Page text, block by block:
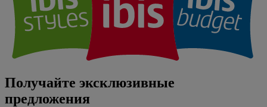
Получайте эксклюзивные
предложения